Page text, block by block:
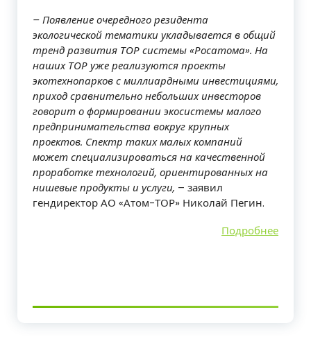
– Появление очередного резидента
экологической тематики укладывается в общий
тренд развития ТОР системы «Росатома». На
наших ТОР уже реализуются проекты
экотехнопарков с миллиардными инвестициями,
приход сравнительно небольших инвесторов
говорит о формировании экосистемы малого
предпринимательства вокруг крупных
проектов. Спектр таких малых компаний
может специализироваться на качественной
проработке технологий, ориентированных на
нишевые продукты и услуги, – заявил
гендиректор АО «Атом-ТОР» Николай Пегин.
Подробнее